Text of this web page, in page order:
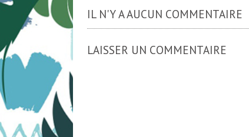
IL N'Y A AUCUN COMMENTAIRE
LAISSER UN COMMENTAIRE